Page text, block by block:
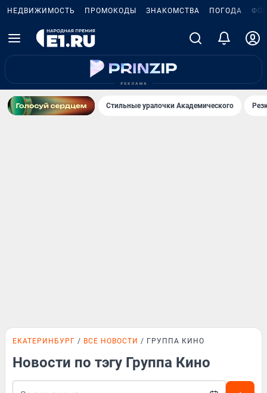
НЕДВИЖИМОСТЬ ПРОМОКОДЫ ЗНАКОМСТВА ПОГОДА
Стильные уралочки Академического
ЕКАТЕРИНБУРГ ВСЕ НОВОСТИ ГРУППА КИНО
Новости по тэгу Группа Кино